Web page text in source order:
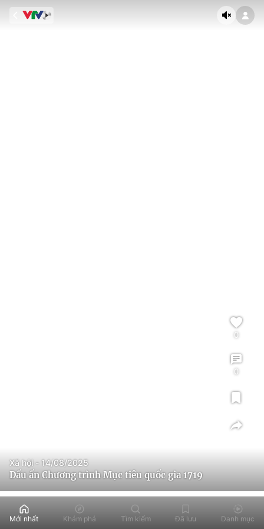
Dấu ấn Chương trình Mục tiêu quốc gia 1719
Xã hội - 14/08/2025
0
0
Mới nhất Khám phá Tìm kiếm Đã lưu Danh mục